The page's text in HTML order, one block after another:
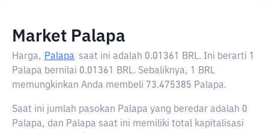
Market Palapa
Harga, Palapa saat ini adalah 0.01361 BRL. Ini berarti 1
Palapa bernilai 0.01361 BRL. Sebaliknya, 1 BRL
memungkinkan Anda membeli 73.475385 Palapa.
Saat ini jumlah pasokan Palapa yang beredar adalah 0
Palapa, dan Palapa saat ini memiliki total kapitalisasi